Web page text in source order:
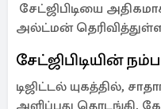
சேட்ஜிபிடியை
அல்ட்மன்
சேட்ஜிபிடியின்
டிஜிட்டல் யுகத்தில்,
அளிப்பது தொடங்கி,